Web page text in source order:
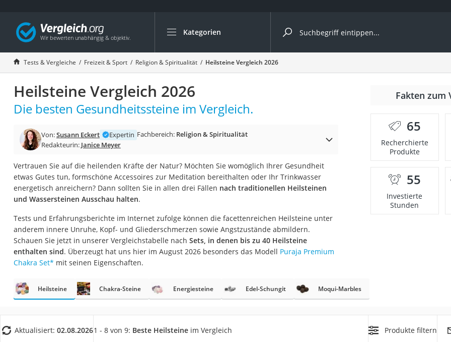
Kategorien
Die beliebtesten Vergleiche nach Kategorie
Freizeit & Sport
Gartentrampolin
Trampolin
Metalldetektor
Eufab-Fahrradträger
Trampolin 366 cm
Aluminium-Koffer
Futterboot
E-Bike-Dreirad
Trekkingschuhe Herren
Reisetasche mit Rollen
Nachtsichtgerät
Handgepäck-Koffer
Tests & Vergleiche Freizeit & Sport Religion & Spiritualität Heilsteine Vergleich 2026
Heilsteine Vergleich 2026
Die besten Gesundheitssteine im Vergleich.
Von:Susann Eckert Expertin Fachbereich: Religion & Spiritualität
Redakteurin: Janice Meyer
Vertrauen Sie auf die heilenden Kräfte der Natur? Möchten Sie womöglich Ihrer Gesundheit
etwas Gutes tun, formschöne Accessoires zur Meditation bereithalten oder Ihr Trinkwasser
energetisch anreichern? Dann sollten Sie in allen drei Fällen nach traditionellen Heilsteinen
und Wassersteinen Ausschau halten.
Tests und Erfahrungsberichte im Internet zufolge können die facettenreichen Heilsteine unter
anderem innere Unruhe, Kopf- und Gliederschmerzen sowie Angstzustände abmildern.
Schauen Sie jetzt in unserer Vergleichstabelle nach Sets, in denen bis zu 40 Heilsteine
enthalten sind. Überzeugt hat uns hier im August 2026 besonders das Modell Puraja Premium
Chakra Set* mit seinen Eigenschaften.
Fakten zum
65
Recherchierte
Produkte
55
Investierte
Stunden
Heilsteine Chakra-Steine Energiesteine Edel-Schungit Moqui-Marbles
Aktualisiert: 02.08.20261 - 8 von 9: Beste Heilsteine im Vergleich Produkte filtern